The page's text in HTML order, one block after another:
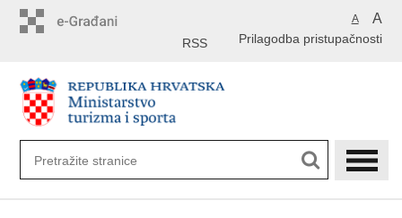
A A
Prilagodba pristupačnosti
RSS